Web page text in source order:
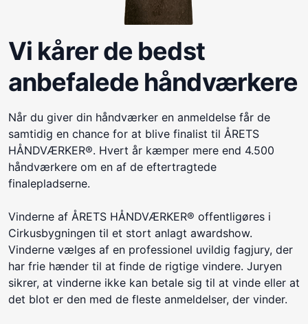
Vi kårer de bedst
anbefalede håndværkere
Når du giver din håndværker en anmeldelse får de
samtidig en chance for at blive finalist til ÅRETS
HÅNDVÆRKER®. Hvert år kæmper mere end 4.500
håndværkere om en af de eftertragtede
finalepladserne.
Vinderne af ÅRETS HÅNDVÆRKER® offentligøres i
Cirkusbygningen til et stort anlagt awardshow.
Vinderne vælges af en professionel uvildig fagjury, der
har frie hænder til at finde de rigtige vindere. Juryen
sikrer, at vinderne ikke kan betale sig til at vinde eller at
det blot er den med de fleste anmeldelser, der vinder.